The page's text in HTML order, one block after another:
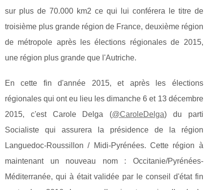
sur plus de 70.000 km2 ce qui lui conférera le titre de
troisième plus grande région de France, deuxième région
de métropole après les élections régionales de 2015,
une région plus grande que l'Autriche.
En cette fin d'année 2015, et après les élections
régionales qui ont eu lieu les dimanche 6 et 13 décembre
2015, c'est Carole Delga (@CaroleDelga) du parti
Socialiste qui assurera la présidence de la région
Languedoc-Roussillon / Midi-Pyrénées. Cette région à
maintenant un nouveau nom : Occitanie/Pyrénées-
Méditerranée, qui à était validée par le conseil d'état fin